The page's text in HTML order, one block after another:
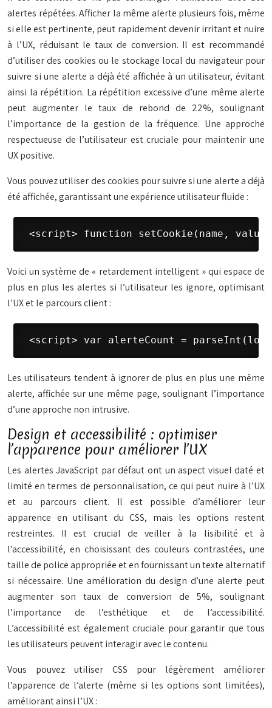
alertes répétées. Afficher la même alerte plusieurs fois, même
si elle est pertinente, peut rapidement devenir irritant et nuire
à l’UX, réduisant le taux de conversion. Il est recommandé
d’utiliser des cookies ou le stockage local du navigateur pour
suivre si une alerte a déjà été affichée à un utilisateur, évitant
ainsi la répétition. La répétition excessive d’une même alerte
peut augmenter le taux de rebond de 22%, soulignant
l’importance de la gestion de la fréquence. Une approche
respectueuse de l’utilisateur est cruciale pour maintenir une
UX positive.
Vous pouvez utiliser des cookies pour suivre si une alerte a déjà
été affichée, garantissant une expérience utilisateur fluide :
<script> function setCookie(name,
Voici un système de « retardement intelligent » qui espace de
plus en plus les alertes si l’utilisateur les ignore, optimisant
l’UX et le parcours client :
<script> var alerteCount =
Les utilisateurs tendent à ignorer de plus en plus une même
alerte, affichée sur une même page, soulignant l’importance
d’une approche non intrusive.
Design et accessibilité : optimiser
l’apparence pour améliorer l’UX
Les alertes JavaScript par défaut ont un aspect visuel daté et
limité en termes de personnalisation, ce qui peut nuire à l’UX
et au parcours client. Il est possible d’améliorer leur
apparence en utilisant du CSS, mais les options restent
restreintes. Il est crucial de veiller à la lisibilité et à
l’accessibilité, en choisissant des couleurs contrastées, une
taille de police appropriée et en fournissant un texte alternatif
si nécessaire. Une amélioration du design d’une alerte peut
augmenter son taux de conversion de 5%, soulignant
l’importance de l’esthétique et de l’accessibilité.
L’accessibilité est également cruciale pour garantir que tous
les utilisateurs peuvent interagir avec le contenu.
Vous pouvez utiliser CSS pour légèrement améliorer
l’apparence de l’alerte (même si les options sont limitées),
améliorant ainsi l’UX :